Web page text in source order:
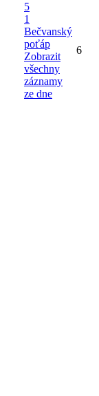
5
1
Bečvanský
poťáp
Zobrazit
všechny
záznamy
ze dne
6